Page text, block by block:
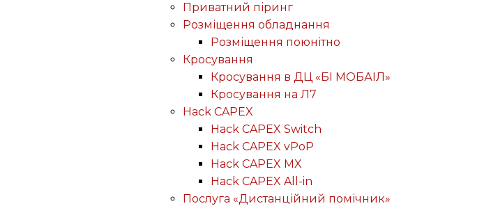
Приватний піринг
Розміщення обладнання
Розміщення поюнітно
Кросування
Кросування в ДЦ «БІ МОБАІЛ»
Кросування на Л7
Hack CAPEX
Hack CAPEX Switch
Hack CAPEX vPoP
Hack CAPEX MX
Hack CAPEX All-in
Послуга «Дистанційний помічник»